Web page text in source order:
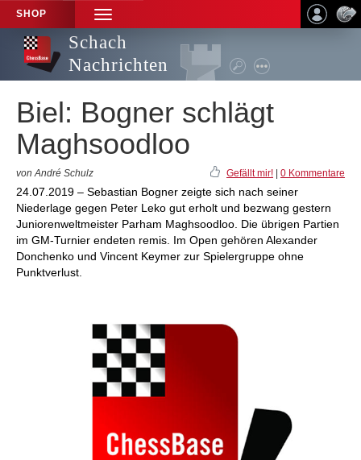
SHOP
TOGGLE
NAVIGATION
Schach
Nachrichten
Biel: Bogner schlägt
Maghsoodloo
von André Schulz Gefällt mir! 0 Kommentare
24.07.2019 – Sebastian Bogner zeigte sich nach seiner
Niederlage gegen Peter Leko gut erholt und bezwang gestern
Juniorenweltmeister Parham Maghsoodloo. Die übrigen Partien
im GM-Turnier endeten remis. Im Open gehören Alexander
Donchenko und Vincent Keymer zur Spielergruppe ohne
Punktverlust.